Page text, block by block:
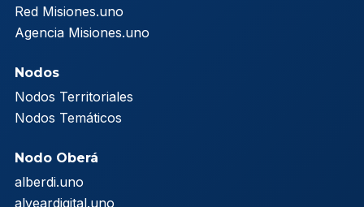
Red Misiones.uno
Agencia Misiones.uno
Nodos
Nodos Territoriales
Nodos Temáticos
Nodo Oberá
alberdi.uno
alveardigital.uno